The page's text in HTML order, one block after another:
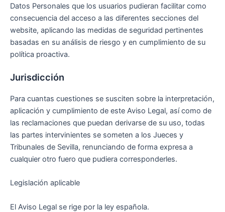
Datos Personales que los usuarios pudieran facilitar como
consecuencia del acceso a las diferentes secciones del
website, aplicando las medidas de seguridad pertinentes
basadas en su análisis de riesgo y en cumplimiento de su
política proactiva.
Jurisdicción
Para cuantas cuestiones se susciten sobre la interpretación,
aplicación y cumplimiento de este Aviso Legal, así como de
las reclamaciones que puedan derivarse de su uso, todas
las partes intervinientes se someten a los Jueces y
Tribunales de Sevilla, renunciando de forma expresa a
cualquier otro fuero que pudiera corresponderles.
Legislación aplicable
El Aviso Legal se rige por la ley española.